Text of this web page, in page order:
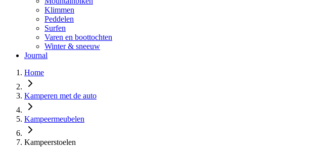
Klimmen
Peddelen
Surfen
Varen en boottochten
Winter & sneeuw
Journal
Home
Kamperen met de auto
Kampeermeubelen
Kampeerstoelen